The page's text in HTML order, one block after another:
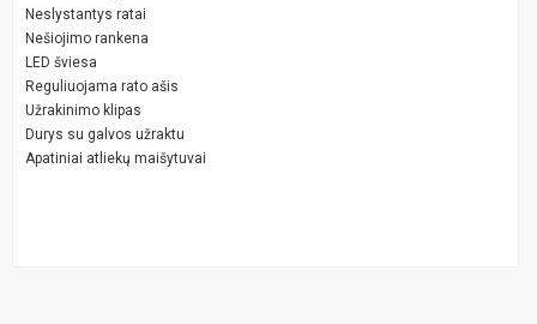
Neslystantys ratai
Nešiojimo rankena
LED šviesa
Reguliuojama rato ašis
Užrakinimo klipas
Durys su galvos užraktu
Apatiniai atliekų maišytuvai